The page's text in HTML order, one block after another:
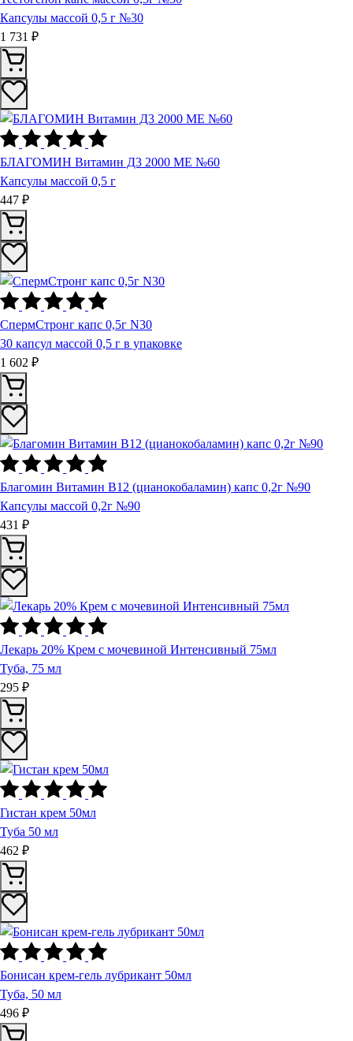
Капсулы массой 0,5 г №30
1 731 ₽
БЛАГОМИН Витамин Д3 2000 МЕ №60
Капсулы массой 0,5 г
447 ₽
СпермСтронг капс 0,5г N30
30 капсул массой 0,5 г в упаковке
1 602 ₽
Благомин Витамин В12 (цианокобаламин) капс 0,2г №90
Капсулы массой 0,2г №90
431 ₽
Лекарь 20% Крем с мочевиной Интенсивный 75мл
Туба, 75 мл
295 ₽
Гистан кpем 50мл
Туба 50 мл
462 ₽
Бонисан крем-гель лубрикант 50мл
Туба, 50 мл
496 ₽